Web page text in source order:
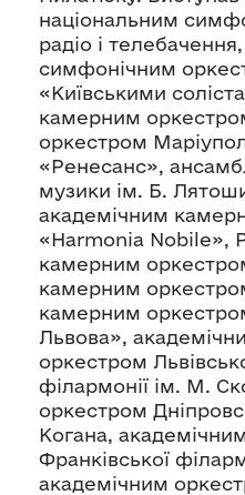
національним
радіо і
симфонічним
«Київськими
камерним
оркестром
«Ренесанс»,
музики ім. Б.
академічним
«Harmonia Nobile»,
камерним
камерним
камерним
Львова»,
оркестром
філармонії ім. М.
оркестром
Когана,
Франківської
академічним